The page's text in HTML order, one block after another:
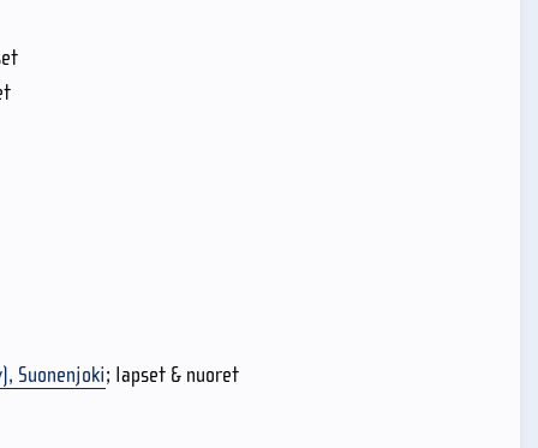
Suonenjoki; lapset & nuoret